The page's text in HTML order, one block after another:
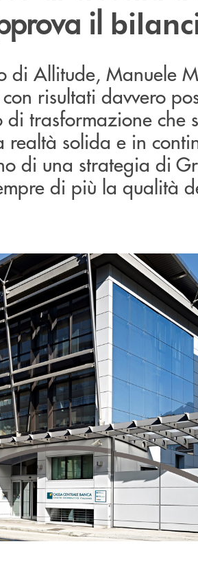
il
di Allitude, Manuele
risultati davvero
trasformazione che
solida e in
di una strategia di
di più la qualità